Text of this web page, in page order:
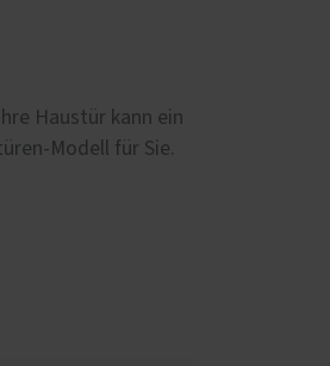
Haustür kann ein
Modell für Sie.